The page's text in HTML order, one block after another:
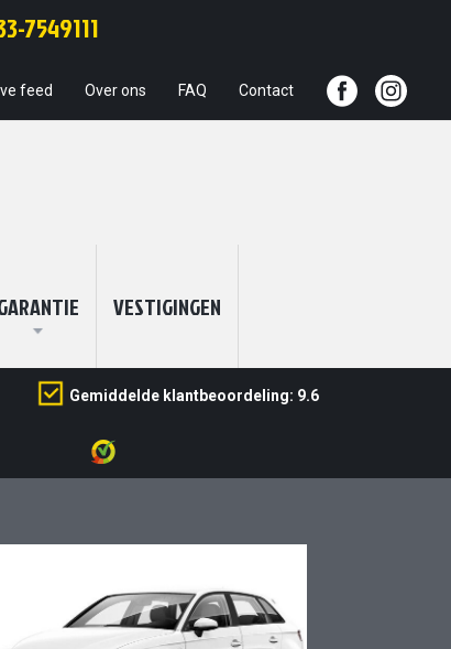
7549111
feed Over ons FAQ Contact
VESTIGINGEN
Gemiddelde klantbeoordeling: 9.6